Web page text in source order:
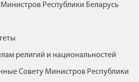
Республики Беларусь
религий и национальностей
Совету Министров Республики